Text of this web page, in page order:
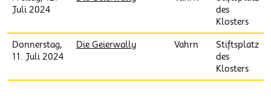
Juli 2024
des
Klosters
Donnerstag,
11. Juli 2024
Die Geierwally Vahrn
Stiftsplatz
des
Klosters